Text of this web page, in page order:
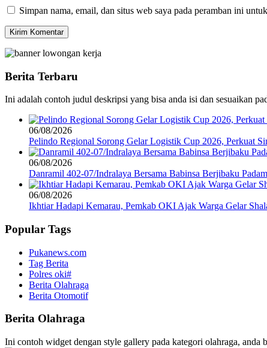
Simpan nama, email, dan situs web saya pada peramban ini
Berita Terbaru
Ini adalah contoh judul deskripsi yang bisa anda isi dan sesuaikan
06/08/2026
Pelindo Regional Sorong Gelar Logistik Cup 2026, Perkuat
06/08/2026
Danramil 402-07/Indralaya Bersama Babinsa Berjibaku
06/08/2026
Ikhtiar Hadapi Kemarau, Pemkab OKI Ajak Warga Gelar
Popular Tags
Pukanews.com
Tag Berita
Polres oki#
Berita Olahraga
Berita Otomotif
Berita Olahraga
Ini contoh widget dengan style gallery pada kategori olahraga, anda